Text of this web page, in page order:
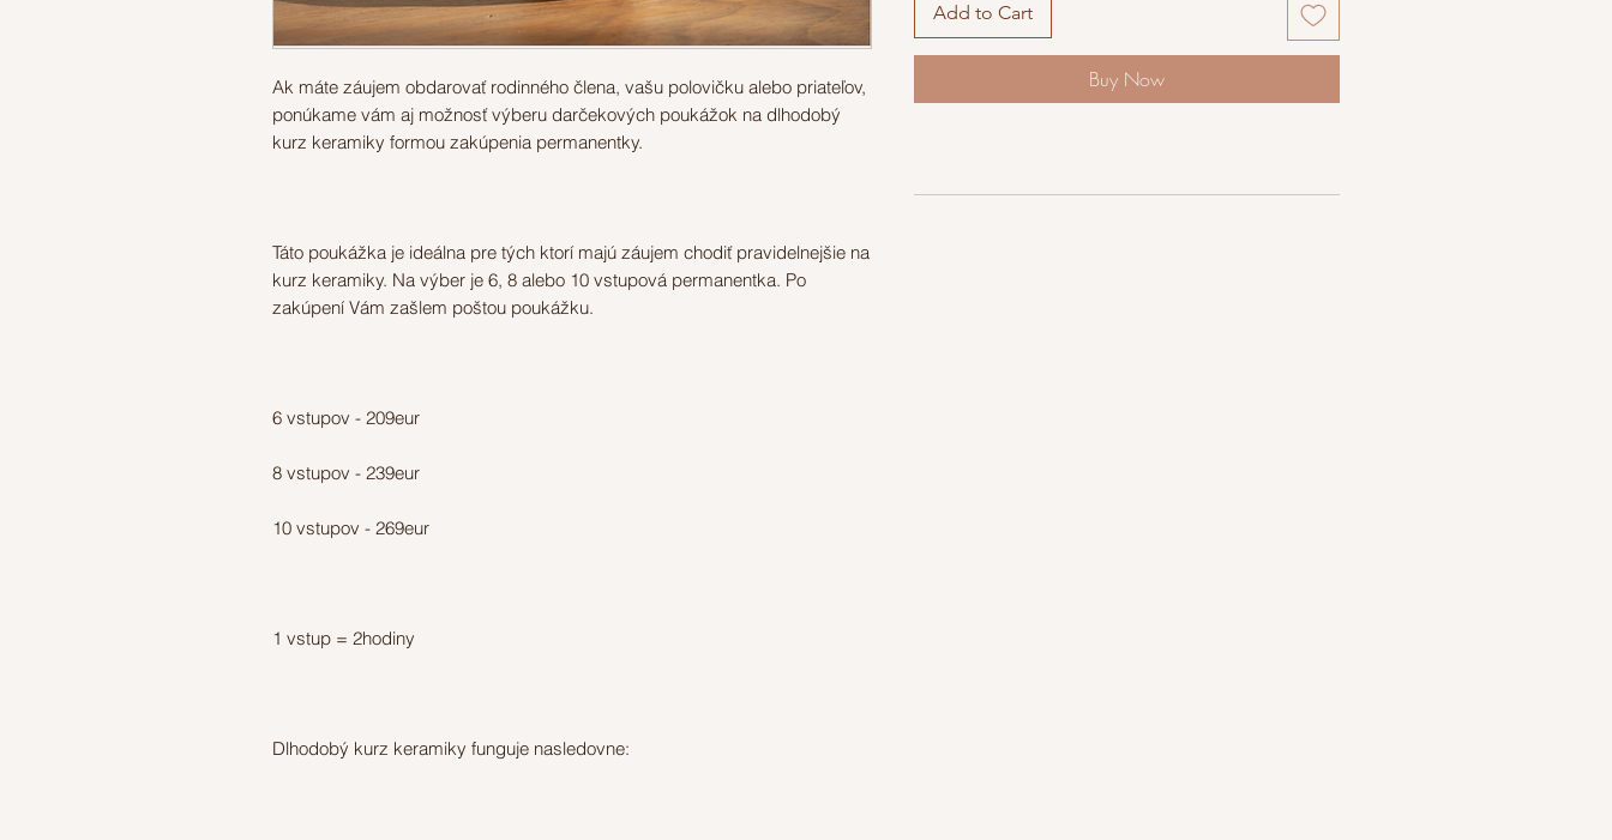
Ak máte záujem obdarovať rodinného člena, vašu polovičku alebo priateľov,
ponúkame vám aj možnosť výberu darčekových poukážok na dlhodobý
kurz keramiky formou zakúpenia permanentky.
Táto poukážka je ideálna pre tých ktorí majú záujem chodiť pravidelnejšie na
kurz keramiky. Na výber je 6, 8 alebo 10 vstupová permanentka. Po
zakúpení Vám zašlem poštou poukážku.
6 vstupov - 209eur
8 vstupov - 239eur
10 vstupov - 269eur
1 vstup = 2hodiny
Dlhodobý kurz keramiky funguje nasledovne:
Add to Cart
Buy Now